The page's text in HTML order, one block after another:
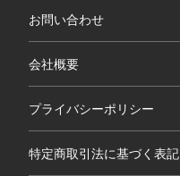
お問い合わせ
会社概要
プライバシーポリシー
特定商取引法に基づく表記